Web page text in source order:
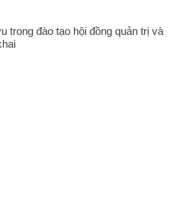
trong đào tạo hội đồng quản trị và